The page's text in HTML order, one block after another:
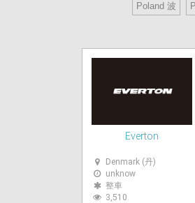
Poland 波
Everton
Denmark (丹)
unknow
整車
3,510